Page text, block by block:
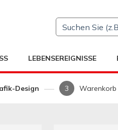
LEBENSEREIGNISSE
Design Warenkorb